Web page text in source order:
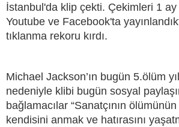
İstanbul'da klip çekti. Çekimleri 1
Youtube ve Facebook'ta
tıklanma rekoru kırdı.
Michael Jackson’ın bugün 5.ölüm
nedeniyle klibi bugün sosyal
bağlamacılar “Sanatçının
kendisini anmak ve hatırasını